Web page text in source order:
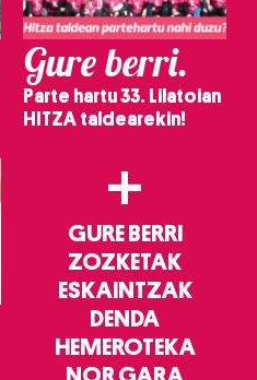
Gure berri.
Parte hartu 33. Lilatoian
HITZA taldearekin!
+
GURE BERRI
ZOZKETAK
ESKAINTZAK
DENDA
HEMEROTEKA